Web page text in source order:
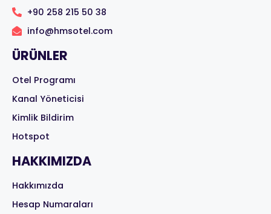
+90 258 215 50 38
info@hmsotel.com
ÜRÜNLER
Otel Programı
Kanal Yöneticisi
Kimlik Bildirim
Hotspot
HAKKIMIZDA
Hakkımızda
Hesap Numaraları